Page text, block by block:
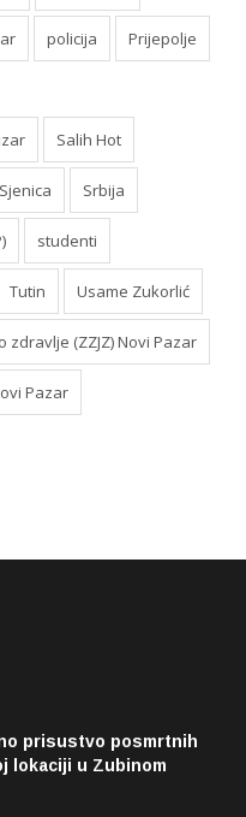
policija Prijepolje
Salih Hot
Sjenica Srbija
studenti
Tutin Usame Zukorlić
zdravlje (ZZJZ) Novi Pazar
Pazar
prisustvo posmrtnih
lokaciji u Zubinom